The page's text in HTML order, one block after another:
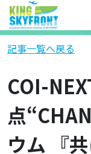
記事一覧へ戻る
COI-
点
ウム 『